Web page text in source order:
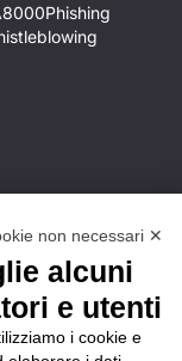
Phishing
non necessari ✕
alcuni
e utenti
i cookie e